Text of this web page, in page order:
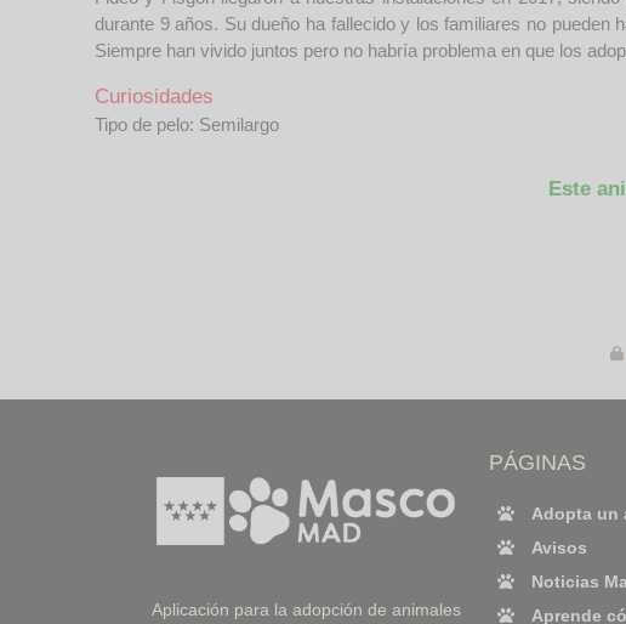
durante 9 años. Su dueño ha fallecido y los familiares no
Siempre han vivido juntos pero no habría problema en que los
Curiosidades
Tipo de pelo: Semilargo
Este
Aplicación para la adopción de animales
PÁGINAS
Adopta un
Avisos
Noticias
Aprende